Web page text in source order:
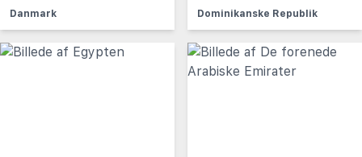
Danmark Dominikanske Republik